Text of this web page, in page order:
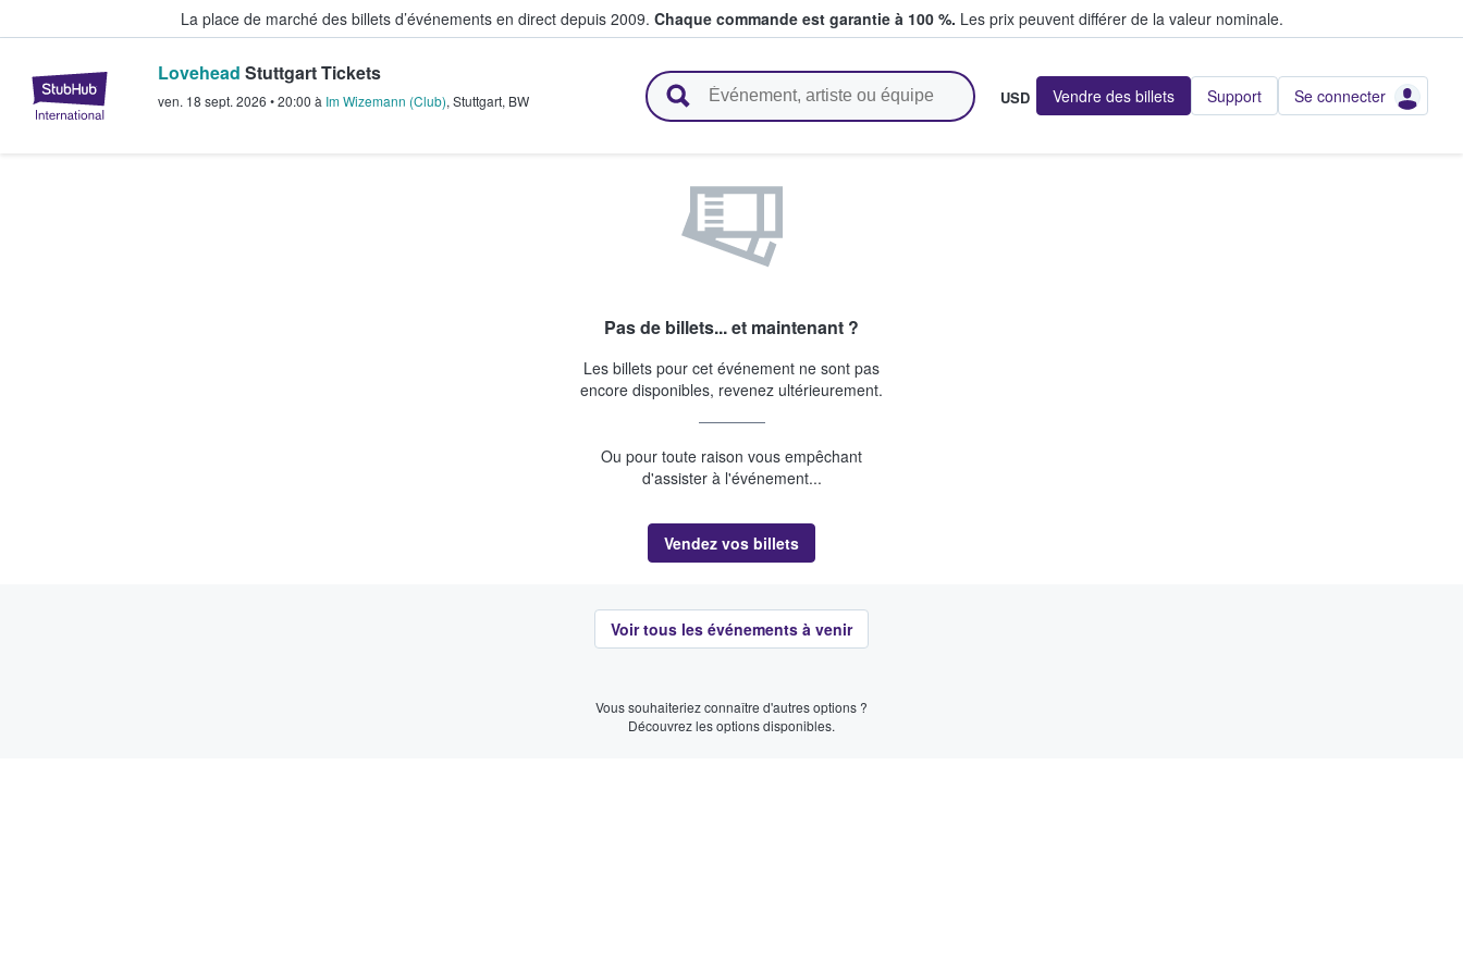
La place de marché des billets d’événements en direct depuis 2009. Chaque commande est garantie à 100 %. Les prix peuvent différer de la valeur nominale.
StubHub - Où les fans achètent et vendent des billets
Lovehead Stuttgart Tickets
ven. 18 sept. 2026 •20:00 à Im Wizemann (Club), Stuttgart, BW USD Vendre des billets Support Se connecter
Pas de billets... et maintenant ?
Les billets pour cet événement ne sont pas
encore disponibles, revenez ultérieurement.
Ou pour toute raison vous empêchant
d'assister à l'événement...
Vendez vos billets
Voir tous les événements à venir
Vous souhaiteriez connaître d'autres options ?
Découvrez les options disponibles.